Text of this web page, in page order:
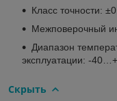
Класс точности:
Межповерочный
Диапазон
эксплуатации: -
Скрыть